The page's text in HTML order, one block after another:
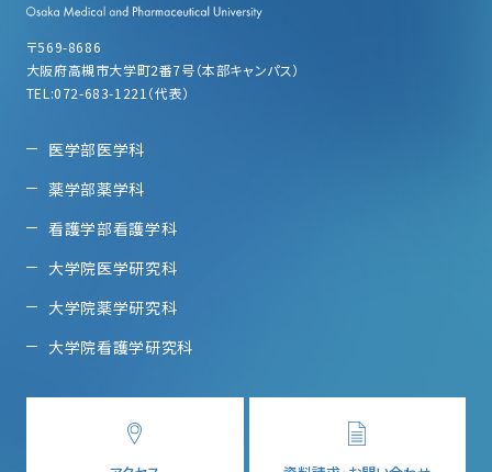
〒569-8686
大阪府高槻市大学町2番7号（本部キャンパス）
TEL:072-683-1221（代表）
医学部医学科
薬学部薬学科
看護学部看護学科
大学院医学研究科
大学院薬学研究科
大学院看護学研究科